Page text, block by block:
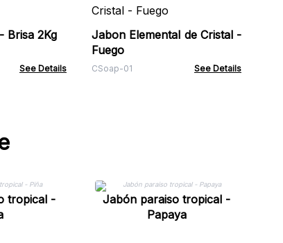
Jabon Esponja - Brisa 2Kg
See Details
Jabon Elemental de Cristal -
Fuego
CSoap-01 See Details
tropical -
Jabón paraiso tropical -
Papaya